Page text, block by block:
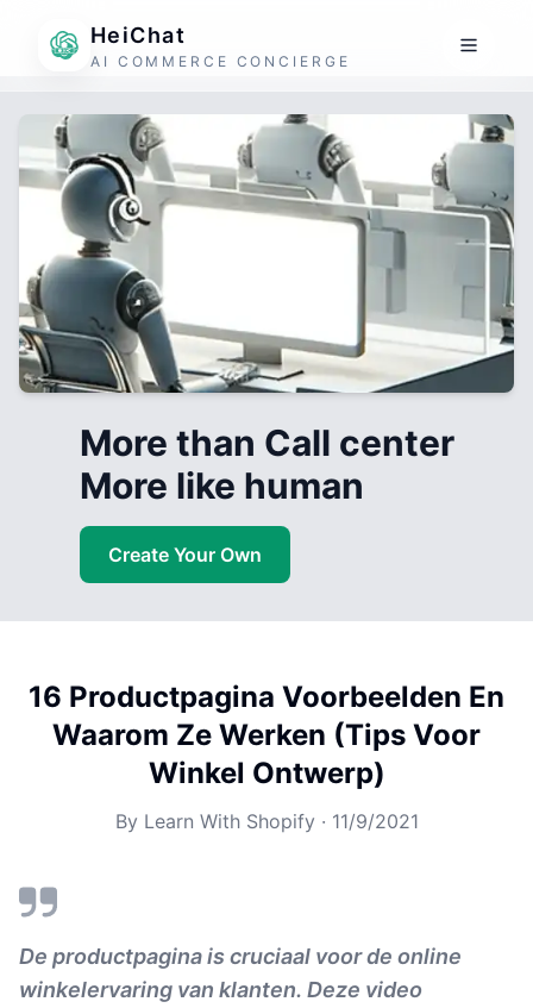
HeiChat
AI COMMERCE CONCIERGE
More than Call center
More like human
Create Your Own
16 Productpagina Voorbeelden En
Waarom Ze Werken (Tips Voor
Winkel Ontwerp)
By Learn With Shopify · 11/9/2021
De productpagina is cruciaal voor de online
winkelervaring van klanten. Deze video